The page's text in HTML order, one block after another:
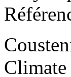
Climate